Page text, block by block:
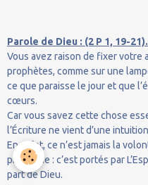
Parole de Dieu : (2 P 1, 19-
Vous avez raison de fixer votre
prophètes, comme sur une
ce que paraisse le jour et que
cœurs.
Car vous savez cette chose
l’Écriture ne vient d’une
En effet, ce n’est jamais la
prophétie : c’est portés par
part de Dieu.